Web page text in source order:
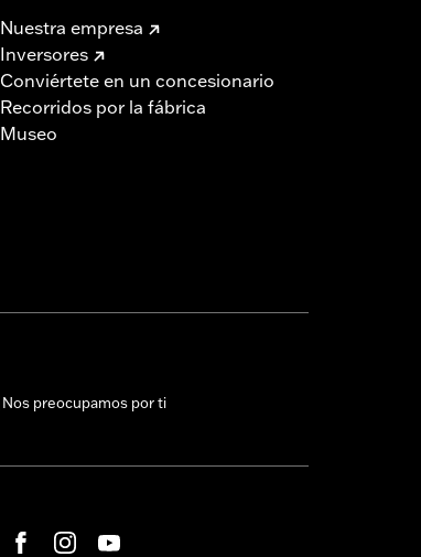
Nuestra empresa
Inversores
Conviértete en un concesionario
Recorridos por la fábrica
Museo
Nos preocupamos por ti